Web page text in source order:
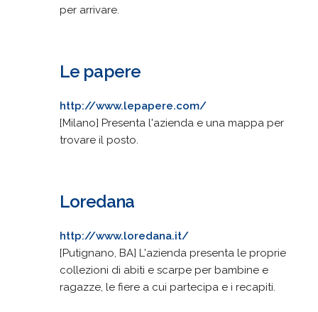
per arrivare.
Le papere
http://www.lepapere.com/
[Milano] Presenta l'azienda e una mappa per
trovare il posto.
Loredana
http://www.loredana.it/
[Putignano, BA] L'azienda presenta le proprie
collezioni di abiti e scarpe per bambine e
ragazze, le fiere a cui partecipa e i recapiti.